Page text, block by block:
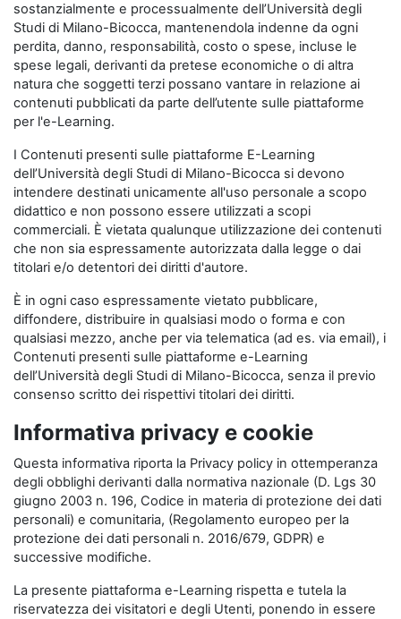
sostanzialmente e processualmente dell’Università degli
Studi di Milano-Bicocca, mantenendola indenne da ogni
perdita, danno, responsabilità, costo o spese, incluse le
spese legali, derivanti da pretese economiche o di altra
natura che soggetti terzi possano vantare in relazione ai
contenuti pubblicati da parte dell’utente sulle piattaforme
per l'e-Learning.
I Contenuti presenti sulle piattaforme E-Learning
dell’Università degli Studi di Milano-Bicocca si devono
intendere destinati unicamente all'uso personale a scopo
didattico e non possono essere utilizzati a scopi
commerciali. È vietata qualunque utilizzazione dei contenuti
che non sia espressamente autorizzata dalla legge o dai
titolari e/o detentori dei diritti d'autore.
È in ogni caso espressamente vietato pubblicare,
diffondere, distribuire in qualsiasi modo o forma e con
qualsiasi mezzo, anche per via telematica (ad es. via email), i
Contenuti presenti sulle piattaforme e-Learning
dell’Università degli Studi di Milano-Bicocca, senza il previo
consenso scritto dei rispettivi titolari dei diritti.
Informativa privacy e cookie
Questa informativa riporta la Privacy policy in ottemperanza
degli obblighi derivanti dalla normativa nazionale (D. Lgs 30
giugno 2003 n. 196, Codice in materia di protezione dei dati
personali) e comunitaria, (Regolamento europeo per la
protezione dei dati personali n. 2016/679, GDPR) e
successive modifiche.
La presente piattaforma e-Learning rispetta e tutela la
riservatezza dei visitatori e degli Utenti, ponendo in essere